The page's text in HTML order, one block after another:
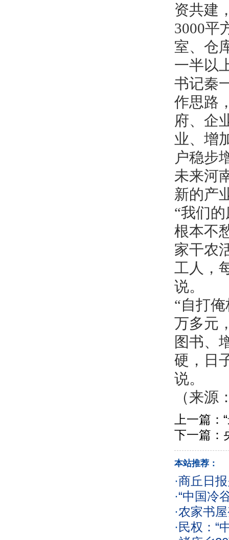
资共建
3000平
室、仓
一半以
书记秦
作思路
府、企
业、增
户稳步
未来河
新的产
“我们
根本不
家干农
工人，
说。
“自打
万多元
图书、
硬，日
说。
（来源
上一篇：
下一篇：
本站推荐：
·商丘日
·“中国冷
·农家书
·民权：“